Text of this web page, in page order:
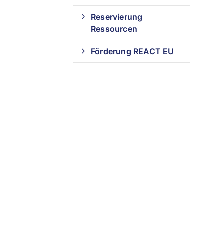
Reservierung
Ressourcen
Förderung REACT EU